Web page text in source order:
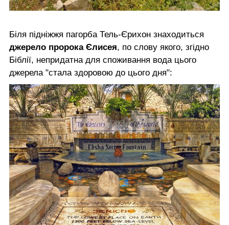
Біля підніжжя пагорба Тель-Єрихон знаходиться
джерело пророка Єлисея, по слову якого, згідно
Біблії, непридатна для споживання вода цього
джерела "стала здоровою до цього дня":